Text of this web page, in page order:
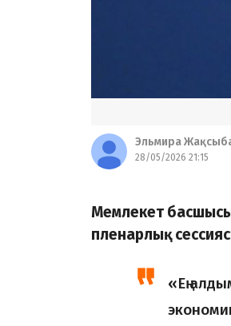
Эльмира
28/05/2026 21:15
Мемлекет
пленарлық
«Ең